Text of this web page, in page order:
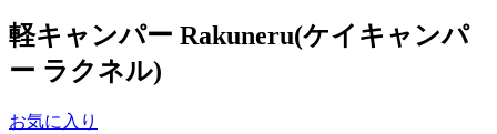
軽キャンパー Rakuneru(ケイキャンパ
ー ラクネル)
お気に入り